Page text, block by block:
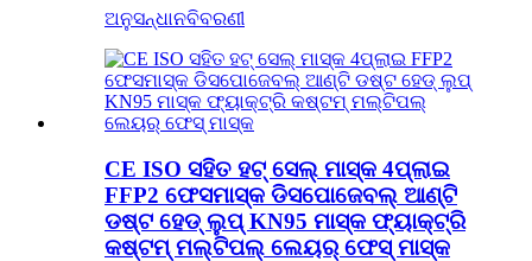
ଅନୁସନ୍ଧାନବିବରଣୀ
CE ISO ସହିତ ହଟ୍ ସେଲ୍ ମାସ୍କ 4ପ୍ଲାଇ
FFP2 ଫେସମାସ୍କ ଡିସପୋଜେବଲ୍ ଆଣ୍ଟି
ଡଷ୍ଟ ହେଡ୍ ଲୁପ୍ KN95 ମାସ୍କ ଫ୍ୟାକ୍ଟ୍ରି
କଷ୍ଟମ୍ ମଲ୍ଟିପଲ୍ ଲେୟର୍ ଫେସ୍ ମାସ୍କ